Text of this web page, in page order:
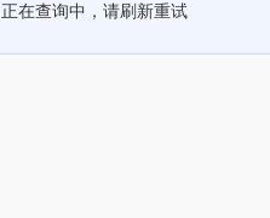
正在查询中，请刷新重试